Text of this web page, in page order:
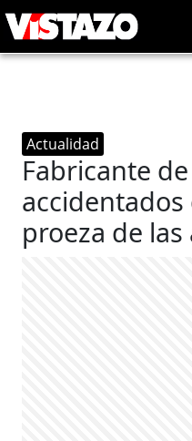
Actualidad
Fabricante
proeza de